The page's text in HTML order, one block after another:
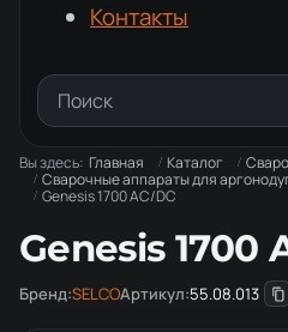
Контакты
Вы здесь: Главная Каталог
Сварочные аппараты для
Genesis 1700 AC/DC
Genesis 1700
Бренд:SELCOАртикул:55.08.013